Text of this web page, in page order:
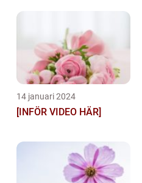
14 januari 2024
[INFÖR VIDEO HÄR]